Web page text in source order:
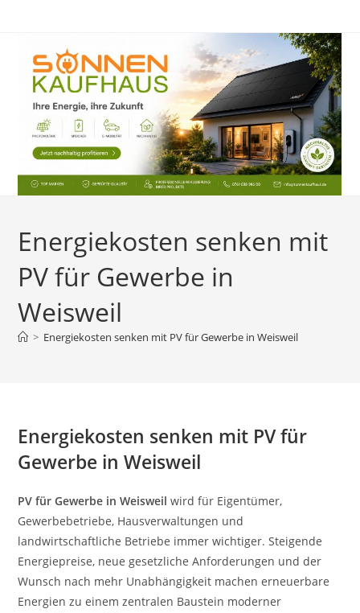
Energiekosten senken mit
PV für Gewerbe in
Weisweil
> Energiekosten senken mit PV für Gewerbe in Weisweil
Energiekosten senken mit PV für
Gewerbe in Weisweil
PV für Gewerbe in Weisweil wird für Eigentümer,
Gewerbebetriebe, Hausverwaltungen und
landwirtschaftliche Betriebe immer wichtiger. Steigende
Energiepreise, neue gesetzliche Anforderungen und der
Wunsch nach mehr Unabhängigkeit machen erneuerbare
Energien zu einem zentralen Baustein moderner